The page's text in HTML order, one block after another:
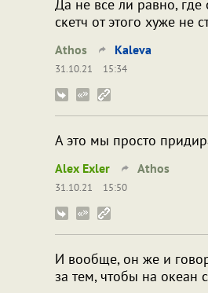
Да не все ли равно,
скетч от этого хуже не
Athos Kaleva
31.10.21
15:34
А это мы просто
Alex Exler Athos
31.10.21
15:50
И вообще, он же и
за тем, чтобы на океан